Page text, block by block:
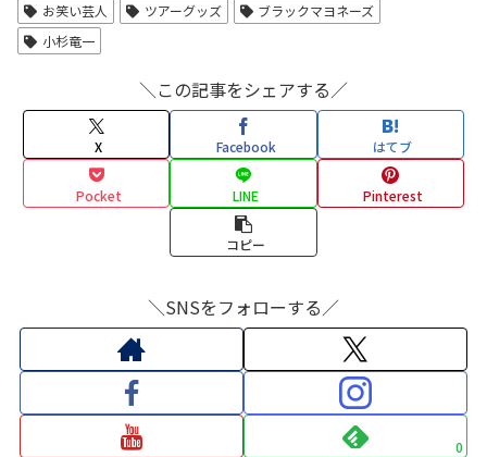
お笑い芸人
ツアーグッズ
ブラックマヨネーズ
小杉竜一
＼この記事をシェアする／
X Facebook はてブ
Pocket LINE Pinterest
コピー
＼SNSをフォローする／
0